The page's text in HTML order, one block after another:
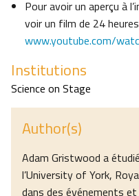
Pour avoir un aperçu à
voir un film de 24 heures
www.youtube.com/
Institutions
Science on Stage
Author(s)
Adam Gristwood a
l’University of York,
dans des événements